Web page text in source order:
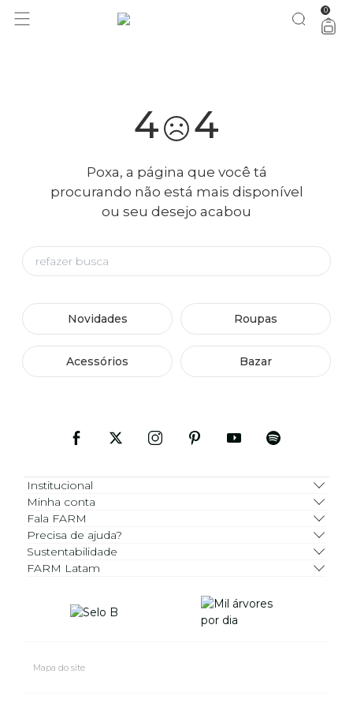
você merece 30% OFF pra comemorar com a gente aproveita! 0
4 4
Poxa, a página que você tá
procurando não está mais disponível
ou seu desejo acabou
Novidades Roupas
Acessórios Bazar
Institucional
Minha conta
Fala FARM
Precisa de ajuda?
Sustentabilidade
FARM Latam
Mapa do site